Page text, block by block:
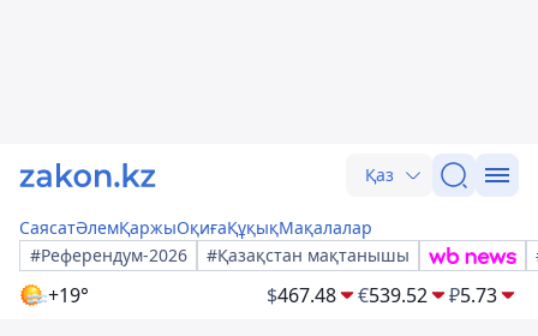
Қаз
СаясатӘлемҚаржыОқиғаҚұқықМақалалар
#Референдум-2026
#Қазақстан мақтанышы
+19° $467.48 €539.52 ₽5.73